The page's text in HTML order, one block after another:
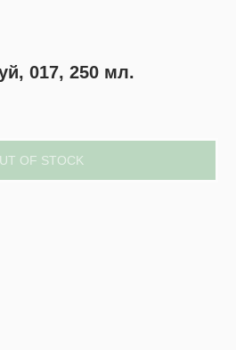
017, 250 мл.
OF STOCK